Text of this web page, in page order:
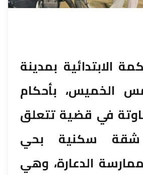
الابتدائية بمدينة
الخميس، بأحكام
في قضية تتعلق
شقة سكنية بحي
الدعارة، وهي